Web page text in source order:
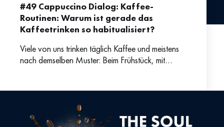
#49 Cappuccino Dialog: Kaffee-
Routinen: Warum ist gerade das
Kaffeetrinken so habitualisiert?
Viele von uns trinken täglich Kaffee und meistens
nach demselben Muster: Beim Frühstück, mit